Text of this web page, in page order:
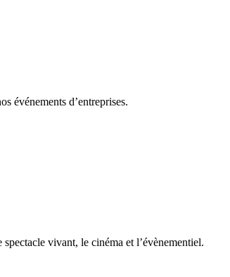
événements d’entreprises.
vivant, le cinéma et l’évènementiel.